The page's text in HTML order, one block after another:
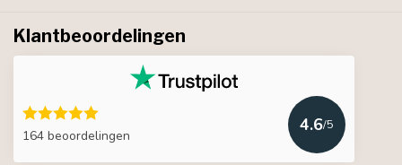
Klantbeoordelingen
164 beoordelingen
4.6/5